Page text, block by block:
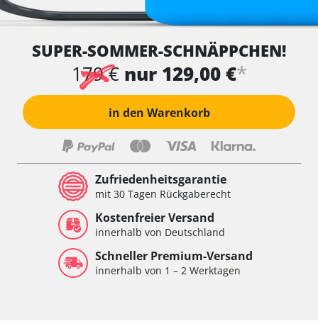
SUPER-SOMMER-SCHNÄPPCHEN!
179 € nur 129,00 €*
in den Warenkorb
Zufriedenheitsgarantie
mit 30 Tagen Rückgaberecht
Kostenfreier Versand
innerhalb von Deutschland
Schneller Premium-Versand
innerhalb von 1 – 2 Werktagen